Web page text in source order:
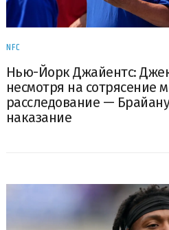
NFC
Нью-Йорк Джайентс:
несмотря на сотрясение
расследование —
наказание